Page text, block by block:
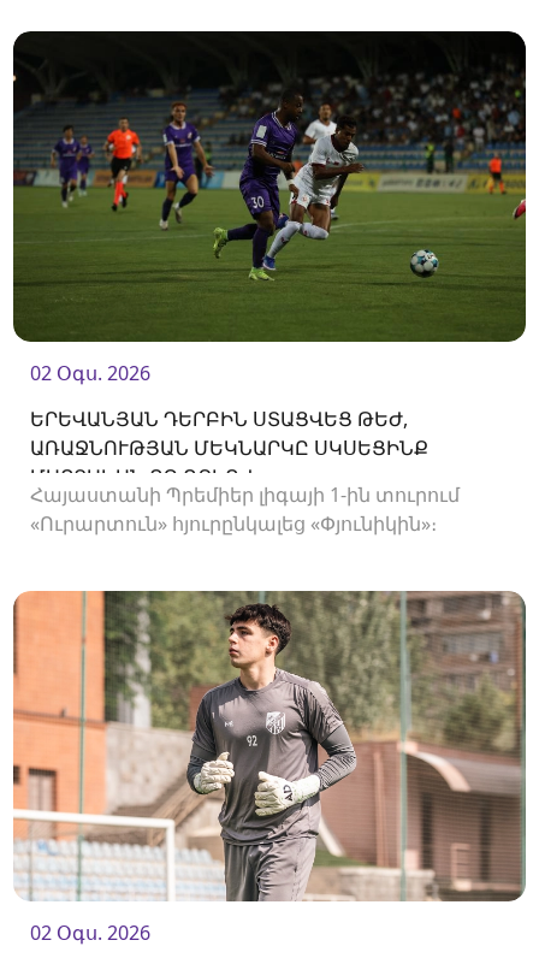
02 Օգս. 2026
ԵՐԵՎԱՆՅԱՆ ԴԵՐԲԻՆ ՍՏԱՑՎԵՑ ԹԵԺ,
ԱՌԱՋՆՈՒԹՅԱՆ ՄԵԿՆԱՐԿԸ ՍԿՍԵՑԻՆՔ
ՄԱՐՏԱԿԱՆ ՈՉ-ՈՔԻՈՎ
Հայաստանի Պրեմիեր լիգայի 1-ին տուրում
«Ուրարտուն» հյուրընկալեց «Փյունիկին»։
02 Օգս. 2026